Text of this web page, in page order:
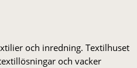
och inredning. Textilhuset
och vacker